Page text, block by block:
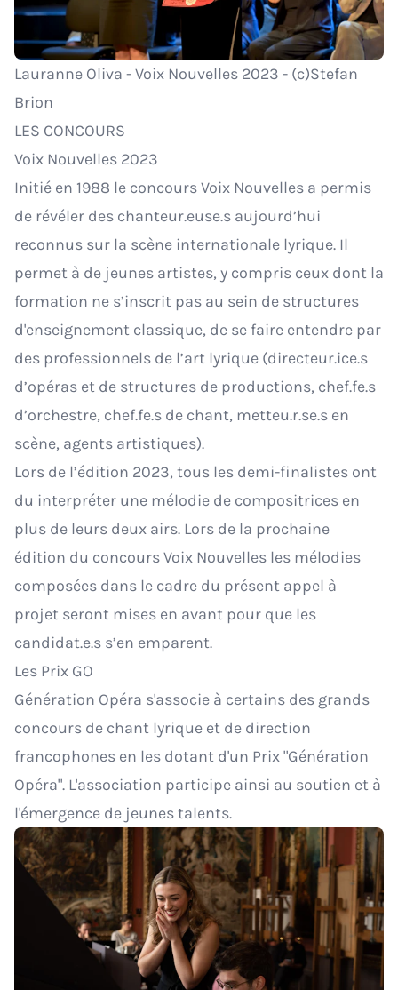
Lauranne Oliva - Voix Nouvelles 2023 - (c)Stefan
Brion
LES CONCOURS
Voix Nouvelles 2023
Initié en 1988 le concours Voix Nouvelles a permis
de révéler des chanteur.euse.s aujourd’hui
reconnus sur la scène internationale lyrique. Il
permet à de jeunes artistes, y compris ceux dont la
formation ne s’inscrit pas au sein de structures
d'enseignement classique, de se faire entendre par
des professionnels de l’art lyrique (directeur.ice.s
d’opéras et de structures de productions, chef.fe.s
d’orchestre, chef.fe.s de chant, metteu.r.se.s en
scène, agents artistiques).
Lors de l’édition 2023, tous les demi-finalistes ont
du interpréter une mélodie de compositrices en
plus de leurs deux airs. Lors de la prochaine
édition du concours Voix Nouvelles les mélodies
composées dans le cadre du présent appel à
projet seront mises en avant pour que les
candidat.e.s s’en emparent.
Les Prix GO
Génération Opéra s'associe à certains des grands
concours de chant lyrique et de direction
francophones en les dotant d'un Prix "Génération
Opéra". L'association participe ainsi au soutien et à
l'émergence de jeunes talents.